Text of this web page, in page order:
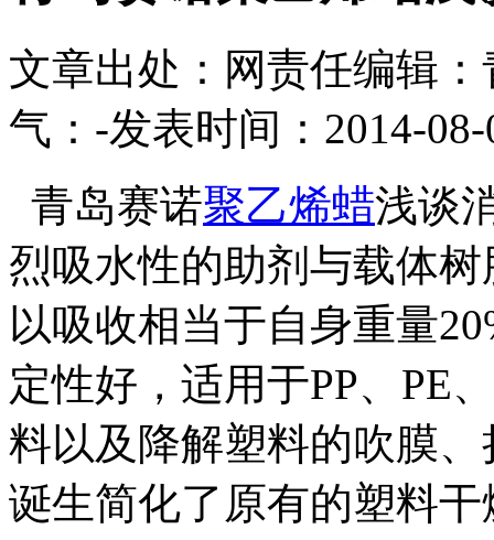
文章出处： 网责任编辑
气： -发表时间：2014-
青岛赛诺聚乙烯蜡浅谈
烈吸水性的助剂与载体
以吸收相当于自身重量
定性好，适用于PP、PE
料以及降解塑料的吹膜
诞生简化了原有的塑料